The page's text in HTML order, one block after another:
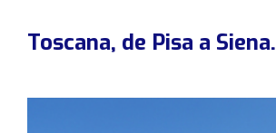
Copa RACVN de Tierra de Navarra
Toscana, de Pisa a Siena.